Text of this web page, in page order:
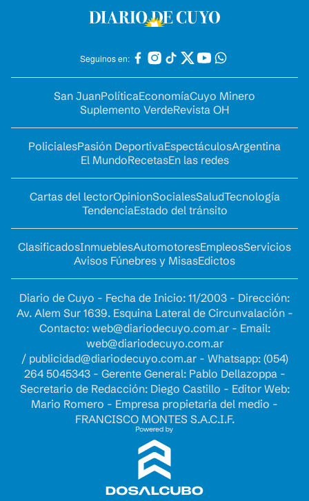
Seguinos en:
San JuanPolíticaEconomíaCuyo Minero
Suplemento VerdeRevista OH
PolicialesPasión DeportivaEspectáculosArgentina
El MundoRecetasEn las redes
Cartas del lectorOpinionSocialesSaludTecnología
TendenciaEstado del tránsito
ClasificadosInmueblesAutomotoresEmpleosServicios
Avisos Fúnebres y MisasEdictos
Diario de Cuyo - Fecha de Inicio: 11/2003 - Dirección:
Av. Alem Sur 1639. Esquina Lateral de Circunvalación -
Contacto: web@diariodecuyo.com.ar- Email:
web@diariodecuyo.com.ar
/ publicidad@diariodecuyo.com.ar- Whatsapp: (054)
264 5045343 - Gerente General: Pablo Dellazoppa -
Secretario de Redacción: Diego Castillo - Editor Web:
Mario Romero - Empresa propietaria del medio -
FRANCISCO MONTES S.A.C.I.F.